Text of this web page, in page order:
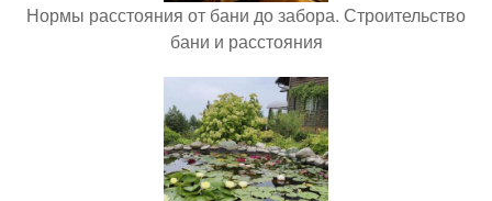
Нормы расстояния от бани до забора. Строительство
бани и расстояния